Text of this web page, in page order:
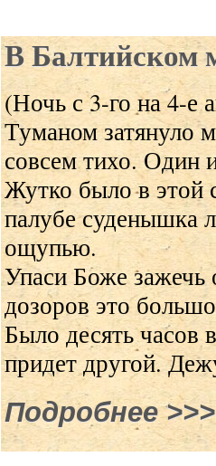
В Балтийском
(Ночь с 3-го на 4-е
Туманом затянуло
совсем тихо. Один
Жутко было в этой
палубе суденышка
ощупью.
Упаси Боже зажечь
дозоров это
Было десять часов
придет другой.
Подробнеео В